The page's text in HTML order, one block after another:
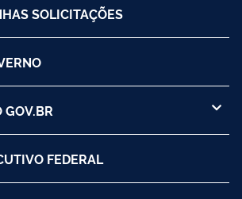
SOLICITAÇÕES
GOV.BR
FEDERAL